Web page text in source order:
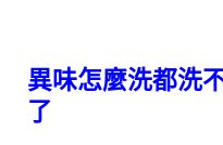
異味怎麼洗都洗
了